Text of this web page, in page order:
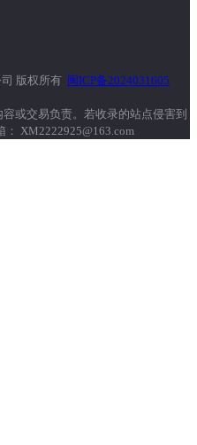
版权所有 闽ICP备2024031605
或交易负责。若收录的站点侵害到
XM2222925@163.com